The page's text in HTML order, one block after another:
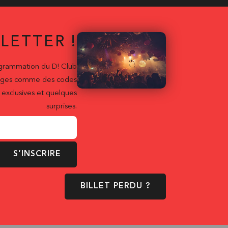
!
du D! Club
comme des codes
et quelques
surprises.
S’INSCRIRE
BILLET PERDU ?